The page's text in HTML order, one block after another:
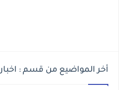
أخر المواضيع من قسم : اخبار